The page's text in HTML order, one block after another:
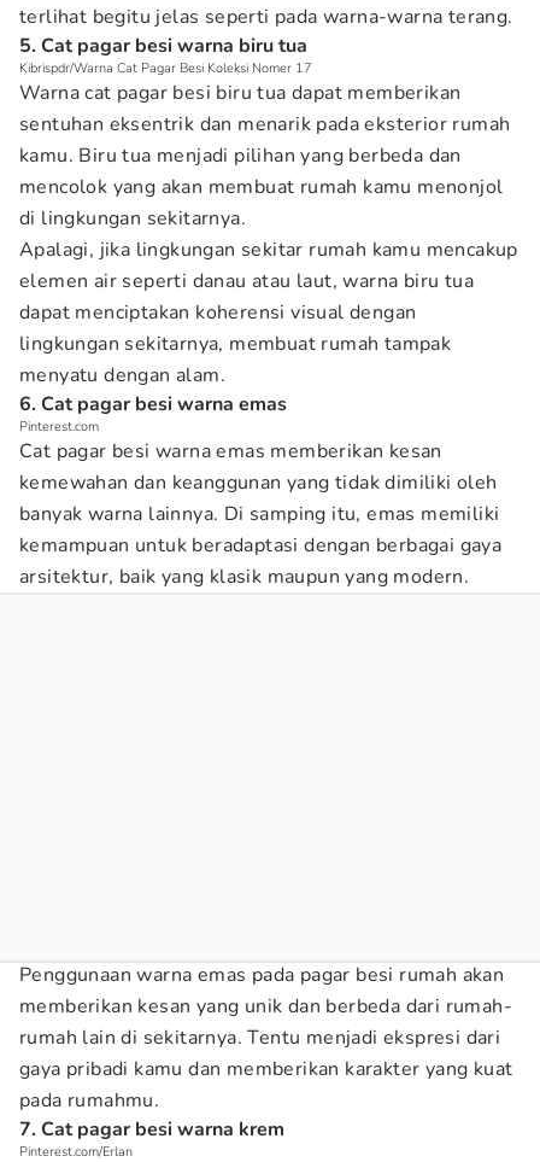
terlihat begitu jelas seperti pada warna-warna terang.
5. Cat pagar besi warna biru tua
Kibrispdr/Warna Cat Pagar Besi Koleksi Nomer 17
Warna cat pagar besi biru tua dapat memberikan
sentuhan eksentrik dan menarik pada eksterior rumah
kamu. Biru tua menjadi pilihan yang berbeda dan
mencolok yang akan membuat rumah kamu menonjol
di lingkungan sekitarnya.
Apalagi, jika lingkungan sekitar rumah kamu mencakup
elemen air seperti danau atau laut, warna biru tua
dapat menciptakan koherensi visual dengan
lingkungan sekitarnya, membuat rumah tampak
menyatu dengan alam.
6. Cat pagar besi warna emas
Pinterest.com
Cat pagar besi warna emas memberikan kesan
kemewahan dan keanggunan yang tidak dimiliki oleh
banyak warna lainnya. Di samping itu, emas memiliki
kemampuan untuk beradaptasi dengan berbagai gaya
arsitektur, baik yang klasik maupun yang modern.
Penggunaan warna emas pada pagar besi rumah akan
memberikan kesan yang unik dan berbeda dari rumah-
rumah lain di sekitarnya. Tentu menjadi ekspresi dari
gaya pribadi kamu dan memberikan karakter yang kuat
pada rumahmu.
7. Cat pagar besi warna krem
Pinterest.com/Erlan